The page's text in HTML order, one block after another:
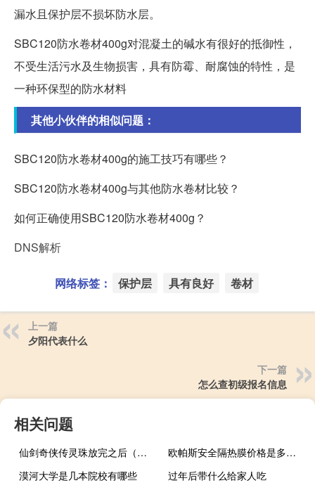
漏水且保护层不损坏防水层。
SBC120防水卷材400g对混凝土的碱水有很好的抵御性，
不受生活污水及生物损害，具有防霉、耐腐蚀的特性，是
一种环保型的防水材料
其他小伙伴的相似问题：
SBC120防水卷材400g的施工技巧有哪些？
SBC120防水卷材400g与其他防水卷材比较？
如何正确使用SBC120防水卷材400g？
DNS解析
网络标签： 保护层 具有良好 卷材
上一篇
夕阳代表什么
下一篇
怎么查初级报名信息
相关问题
仙剑奇侠传灵珠放完之后（灵珠-仙剑奇侠传中的宝物简介）
欧帕斯安全隔热膜价格是多少（欧帕斯）
漠河大学是几本院校有哪些
过年后带什么给家人吃